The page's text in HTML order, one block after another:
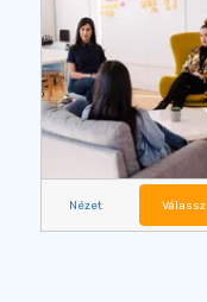
Nézet Válassz